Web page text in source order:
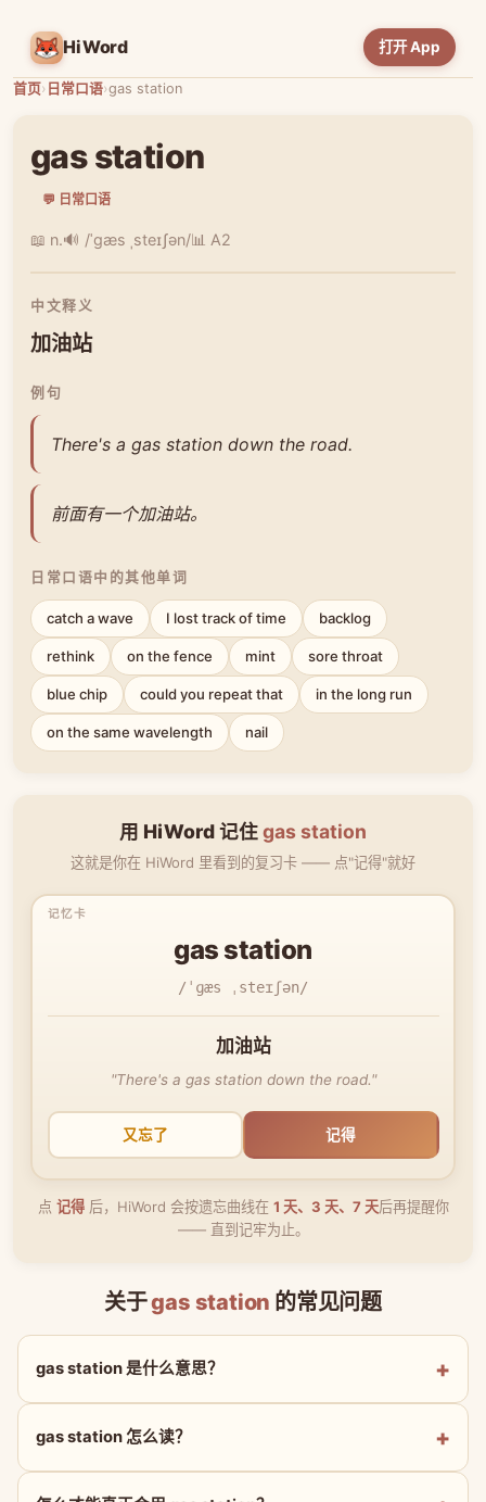
HiWord 打开 App
首页› 日常口语›gas station
gas station
💬 日常口语
📖 n.🔊 /ˈɡæs ˌsteɪʃən/📊 A2
中文释义
加油站
例句
There's a gas station down the road.
前面有一个加油站。
日常口语中的其他单词
catch a wave I lost track of time backlog
rethink on the fence mint sore throat
blue chip could you repeat that in the long run
on the same wavelength nail
用 HiWord 记住gas station
这就是你在 HiWord 里看到的复习卡 —— 点"记得"就好
gas station
/ˈɡæs ˌsteɪʃən/
加油站
"There's a gas station down the road."
又忘了 记得
点 记得后，HiWord 会按遗忘曲线在 1 天、3 天、7 天后再提醒你
—— 直到记牢为止。
关于gas station 的常见问题
gas station 是什么意思？
gas station 怎么读？